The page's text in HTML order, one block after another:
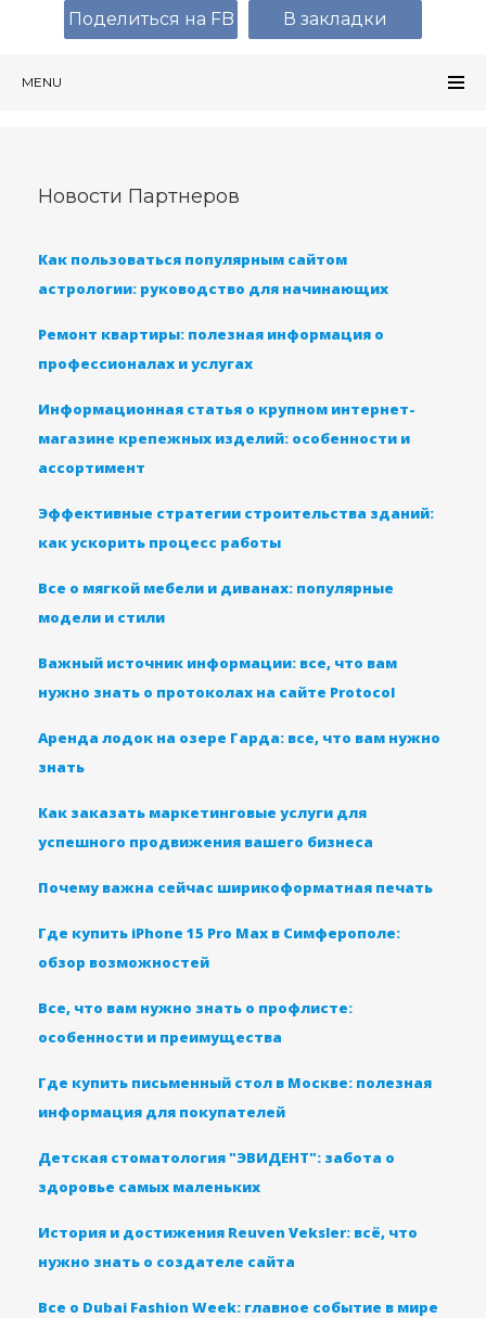
MENU
Новости Партнеров
Как пользоваться популярным сайтом
астрологии: руководство для начинающих
Ремонт квартиры: полезная информация о
профессионалах и услугах
Информационная статья о крупном интернет-
магазине крепежных изделий: особенности и
ассортимент
Эффективные стратегии строительства зданий:
как ускорить процесс работы
Все о мягкой мебели и диванах: популярные
модели и стили
Важный источник информации: все, что вам
нужно знать о протоколах на сайте Protocol
Аренда лодок на озере Гарда: все, что вам нужно
знать
Как заказать маркетинговые услуги для
успешного продвижения вашего бизнеса
Почему важна сейчас ширикоформатная печать
Где купить iPhone 15 Pro Max в Симферополе:
обзор возможностей
Все, что вам нужно знать о профлисте:
особенности и преимущества
Где купить письменный стол в Москве: полезная
информация для покупателей
Детская стоматология "ЭВИДЕНТ": забота о
здоровье самых маленьких
История и достижения Reuven Veksler: всё, что
нужно знать о создателе сайта
Все о Dubai Fashion Week: главное событие в мире
Поделиться на FB В закладки